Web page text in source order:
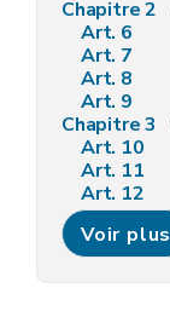
Chapitre 2
Art. 6
Art. 7
Art. 8
Art. 9
Chapitre 3
Art. 10
Art. 11
Art. 12
Art. 13
Art. 14
Chapitre 4
Voir plus